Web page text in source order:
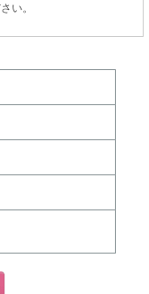
い。